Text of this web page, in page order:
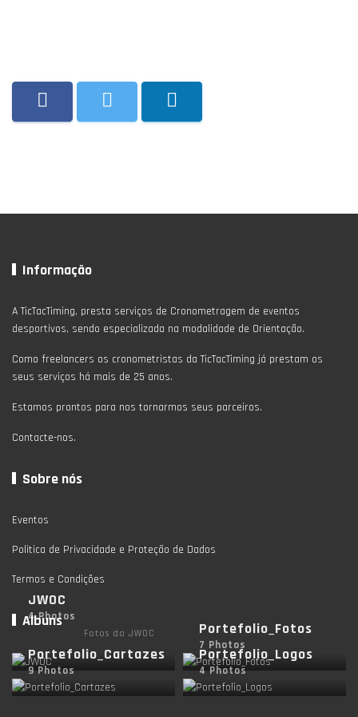
Informação
A TicTacTiming, presta serviços de Cronometragem de eventos
desportivos, sendo especializada na modalidade de Orientação.
Como freelancers os cronometristas da TicTacTiming já prestam os
seus serviços há mais de 25 anos.
Estamos prontos para nos tornarmos seus parceiros.
Contacte-nos.
Sobre nós
Eventos
Politica de Privacidade e Proteção de Dados
Termos e Condições
Albuns
JWOC
4 Photos
Fotos do JWOC Portefolio_Fotos
7 Photos
Portefolio_Cartazes
9 Photos
Portefolio_Logos
4 Photos